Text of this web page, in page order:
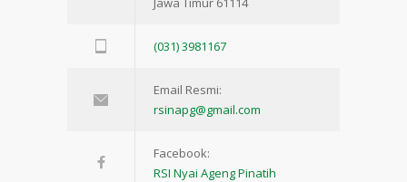
(031) 3981167
Email Resmi:
rsinapg@gmail.com
Facebook:
RSI Nyai Ageng Pinatih